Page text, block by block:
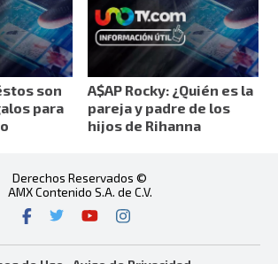
son
para
A$AP Rocky: ¿Quién es la
pareja y padre de los
hijos de Rihanna
Derechos Reservados ©
AMX Contenido S.A. de C.V.